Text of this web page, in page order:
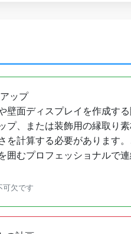
ップ
壁面ディスプレイを作成す
プ、または装飾用の縁取り
を計算する必要があります
囲むプロフェッショナルで
可欠です